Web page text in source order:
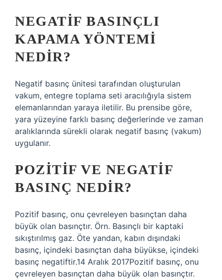
NEGATIF BASINÇLI
KAPAMA YÖNTEMI
NEDIR?
Negatif basınç ünitesi tarafından oluşturulan
vakum, entegre toplama seti aracılığıyla sistem
elemanlarından yaraya iletilir. Bu prensibe göre,
yara yüzeyine farklı basınç değerlerinde ve zaman
aralıklarında sürekli olarak negatif basınç (vakum)
uygulanır.
POZITIF VE NEGATIF
BASINÇ NEDIR?
Pozitif basınç, onu çevreleyen basınçtan daha
büyük olan basınçtır. Örn. Basınçlı bir kaptaki
sıkıştırılmış gaz. Öte yandan, kabın dışındaki
basınç, içindeki basınçtan daha büyükse, içindeki
basınç negatiftir.14 Aralık 2017Pozitif basınç, onu
çevreleyen basınçtan daha büyük olan basınçtır.